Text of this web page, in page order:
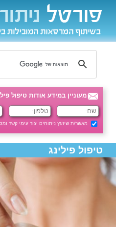
מעוניין במידע אודות טיפול
מאשר/ת שיועץ ניתוחים יצור עימי קשר
טיפול פילינג